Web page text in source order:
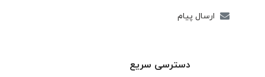
ارسال پیام
دسترسی سریع